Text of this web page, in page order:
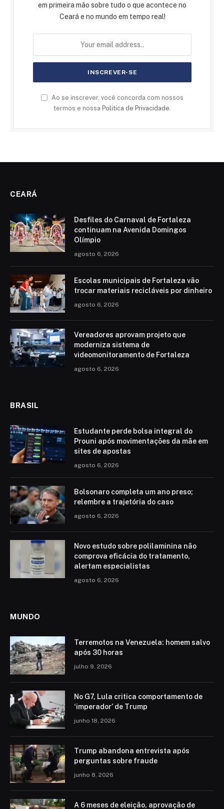
em primeira mão sobre tudo o que acontece no
Ceará e no mundo em tempo real!
Ao se inscrever, você concorda com nossos
termos e nossa Politica de Privacidade
CEARÁ
Desfiles do Carnaval de Fortaleza
continuam na Avenida Domingos
Olímpio
agosto 6, 2026
Escolas municipais de Fortaleza vão
trocar materiais recicláveis por dinheiro
agosto 6, 2026
Vereadores aprovam projeto que
moderniza sistema de
videomonitoramento de Fortaleza
agosto 6, 2026
BRASIL
Estudante perde bolsa integral do
Prouni após movimentações da mãe em
sites de apostas
agosto 6, 2026
Bolsonaro completa um ano preso;
relembre a trajetória do caso
agosto 6, 2026
Novo estudo sobre polilaminina não
comprova eficácia do tratamento,
alertam especialistas
agosto 6, 2026
MUNDO
Terremotos na Venezuela: homem salvo
após 30 horas
julho 9, 2026
No G7, Lula critica comportamento de
‘imperador’ de Trump
junho 18, 2026
Trump abandona entrevista após
perguntas sobre fraude
junho 8, 2026
A 6 meses de eleição, aprovação de